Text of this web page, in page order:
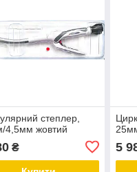
степлер,
4,5мм жовтий
₴ 5